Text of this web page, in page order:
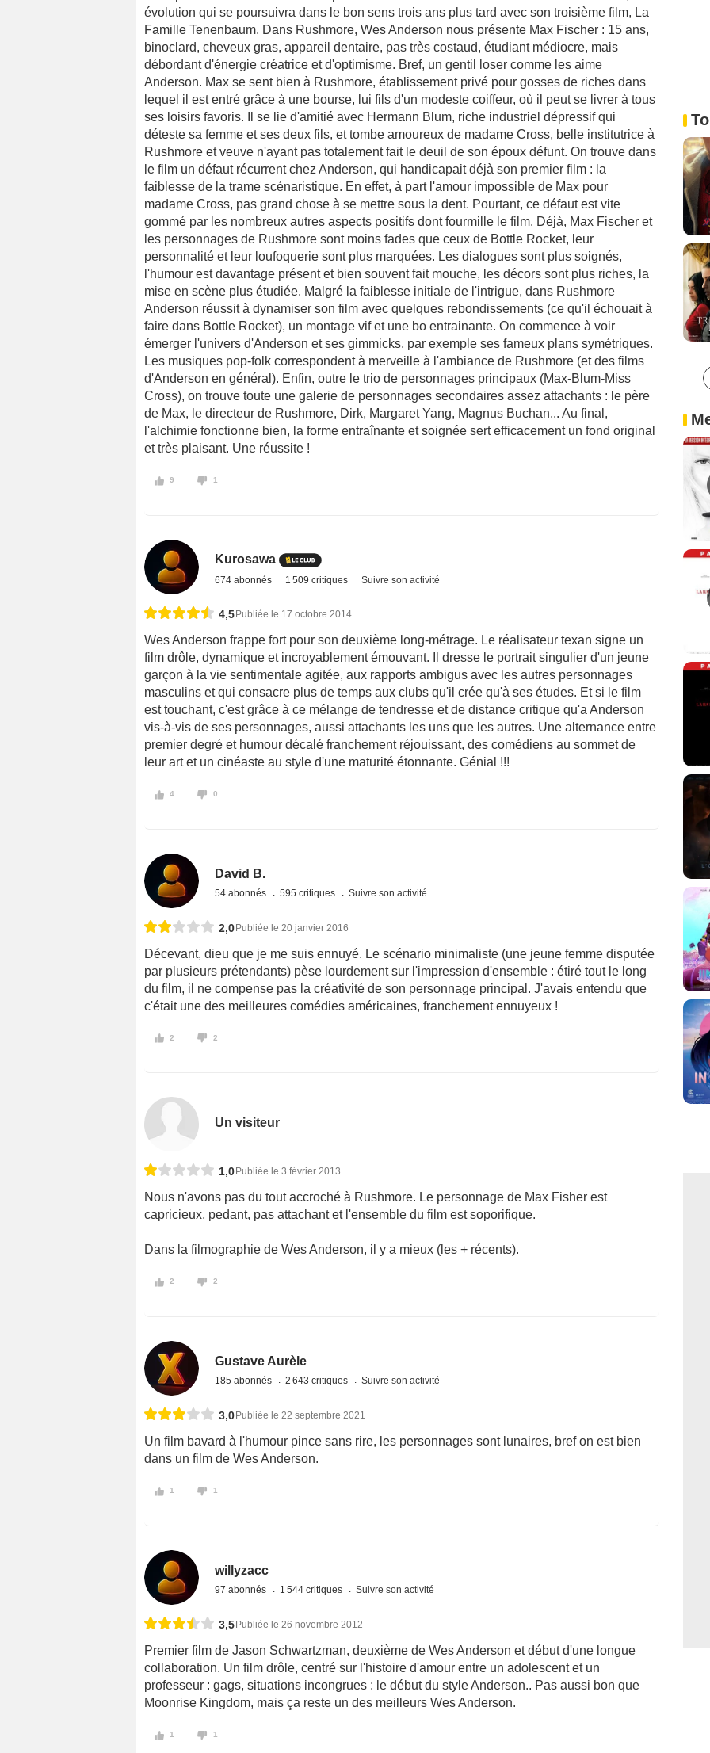
évolution qui se poursuivra dans le bon sens trois ans plus tard avec son troisième film, La
Famille Tenenbaum. Dans Rushmore, Wes Anderson nous présente Max Fischer : 15 ans,
binoclard, cheveux gras, appareil dentaire, pas très costaud, étudiant médiocre, mais
débordant d'énergie créatrice et d'optimisme. Bref, un gentil loser comme les aime
Anderson. Max se sent bien à Rushmore, établissement privé pour gosses de riches dans
lequel il est entré grâce à une bourse, lui fils d'un modeste coiffeur, où il peut se livrer à tous
ses loisirs favoris. Il se lie d'amitié avec Hermann Blum, riche industriel dépressif qui
déteste sa femme et ses deux fils, et tombe amoureux de madame Cross, belle institutrice à
Rushmore et veuve n'ayant pas totalement fait le deuil de son époux défunt. On trouve dans
le film un défaut récurrent chez Anderson, qui handicapait déjà son premier film : la
faiblesse de la trame scénaristique. En effet, à part l'amour impossible de Max pour
madame Cross, pas grand chose à se mettre sous la dent. Pourtant, ce défaut est vite
gommé par les nombreux autres aspects positifs dont fourmille le film. Déjà, Max Fischer et
les personnages de Rushmore sont moins fades que ceux de Bottle Rocket, leur
personnalité et leur loufoquerie sont plus marquées. Les dialogues sont plus soignés,
l'humour est davantage présent et bien souvent fait mouche, les décors sont plus riches, la
mise en scène plus étudiée. Malgré la faiblesse initiale de l'intrigue, dans Rushmore
Anderson réussit à dynamiser son film avec quelques rebondissements (ce qu'il échouait à
faire dans Bottle Rocket), un montage vif et une bo entrainante. On commence à voir
émerger l'univers d'Anderson et ses gimmicks, par exemple ses fameux plans symétriques.
Les musiques pop-folk correspondent à merveille à l'ambiance de Rushmore (et des films
d'Anderson en général). Enfin, outre le trio de personnages principaux (Max-Blum-Miss
Cross), on trouve toute une galerie de personnages secondaires assez attachants : le père
de Max, le directeur de Rushmore, Dirk, Margaret Yang, Magnus Buchan... Au final,
l'alchimie fonctionne bien, la forme entraînante et soignée sert efficacement un fond original
et très plaisant. Une réussite !
9 1
Kurosawa
674 abonnés 1 509 critiques Suivre son activité
4,5Publiée le 17 octobre 2014
Wes Anderson frappe fort pour son deuxième long-métrage. Le réalisateur texan signe un
film drôle, dynamique et incroyablement émouvant. Il dresse le portrait singulier d'un jeune
garçon à la vie sentimentale agitée, aux rapports ambigus avec les autres personnages
masculins et qui consacre plus de temps aux clubs qu'il crée qu'à ses études. Et si le film
est touchant, c'est grâce à ce mélange de tendresse et de distance critique qu'a Anderson
vis-à-vis de ses personnages, aussi attachants les uns que les autres. Une alternance entre
premier degré et humour décalé franchement réjouissant, des comédiens au sommet de
leur art et un cinéaste au style d'une maturité étonnante. Génial !!!
4 0
David B.
54 abonnés 595 critiques Suivre son activité
2,0Publiée le 20 janvier 2016
Décevant, dieu que je me suis ennuyé. Le scénario minimaliste (une jeune femme disputée
par plusieurs prétendants) pèse lourdement sur l'impression d'ensemble : étiré tout le long
du film, il ne compense pas la créativité de son personnage principal. J'avais entendu que
c'était une des meilleures comédies américaines, franchement ennuyeux !
2 2
Un visiteur
1,0 Publiée le 3 février 2013
Nous n'avons pas du tout accroché à Rushmore. Le personnage de Max Fisher est
capricieux, pedant, pas attachant et l'ensemble du film est soporifique.
Dans la filmographie de Wes Anderson, il y a mieux (les + récents).
2 2
Gustave Aurèle
185 abonnés 2 643 critiques Suivre son activité
3,0 Publiée le 22 septembre 2021
Un film bavard à l'humour pince sans rire, les personnages sont lunaires, bref on est bien
dans un film de Wes Anderson.
1 1
willyzacc
97 abonnés 1 544 critiques Suivre son activité
3,5 Publiée le 26 novembre 2012
Premier film de Jason Schwartzman, deuxième de Wes Anderson et début d'une longue
collaboration. Un film drôle, centré sur l'histoire d'amour entre un adolescent et un
professeur : gags, situations incongrues : le début du style Anderson.. Pas aussi bon que
Moonrise Kingdom, mais ça reste un des meilleurs Wes Anderson.
1 1